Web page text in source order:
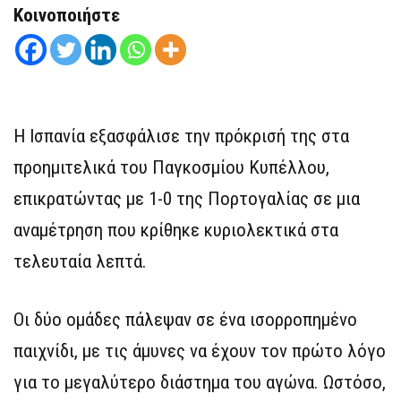
Κοινοποιήστε
Η Ισπανία εξασφάλισε την πρόκρισή της στα
προημιτελικά του Παγκοσμίου Κυπέλλου,
επικρατώντας με 1-0 της Πορτογαλίας σε μια
αναμέτρηση που κρίθηκε κυριολεκτικά στα
τελευταία λεπτά.
Οι δύο ομάδες πάλεψαν σε ένα ισορροπημένο
παιχνίδι, με τις άμυνες να έχουν τον πρώτο λόγο
για το μεγαλύτερο διάστημα του αγώνα. Ωστόσο,